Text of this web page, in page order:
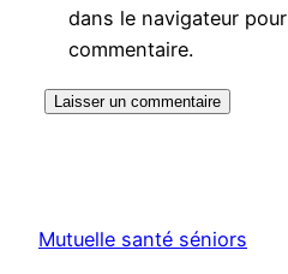
dans le navigateur
commentaire.
Mutuelle santé séniors